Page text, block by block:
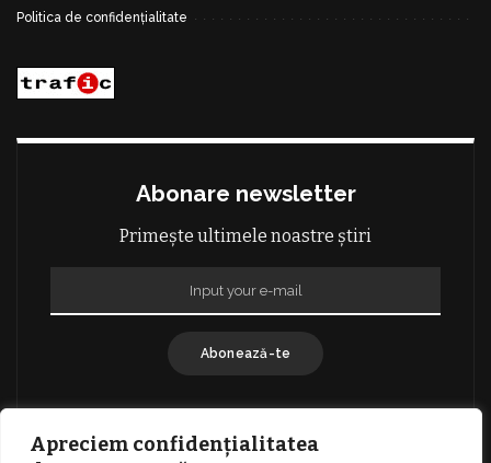
Apreciem confidențialitatea
Politica de confidențialitate
Abonare newsletter
Primește ultimele noastre știri
Abonează-te